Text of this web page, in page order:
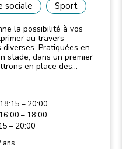
sociale
Sport
la possibilité à vos
au travers
Pratiquées en
stade, dans un premier
en place des
: vitesse, endurance,
coordination et
apprennent des
mais aussi des
courante, c'est pourquoi
de l'athlétisme ne
mais ludique.
– 20:00
– 18:00
– 20:00
ans